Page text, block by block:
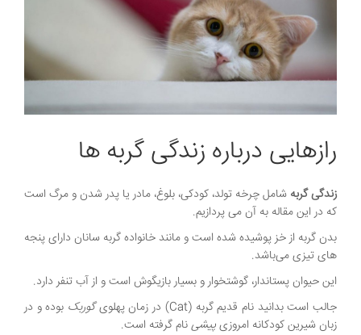
رازهایی درباره زندگی گربه ها
زندگی گربه شامل چرخه تولد، کودکی، بلوغ، مادر یا پدر شدن و مرگ است
که در این مقاله به آن می پردازیم.
بدن گربه از خز پوشیده شده است و مانند خانواده گربه سانان دارای پنجه
های تیزی می‌باشد.
این حیوان پستاندار، گوشتخوار و بسیار بازیگوش است و از آب تنفر دارد.
جالب است بدانید نام قدیم گربه (Cat) در زمان پهلوی
گوربک بوده و در
زبان شیرین کودکانه امروزیپیشینام گرفته است.